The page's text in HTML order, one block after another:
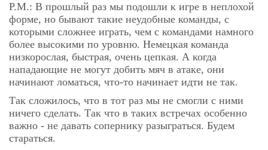
Р.М.: В прошлый раз мы подошли к игре в неплохой
форме, но бывают такие неудобные команды, с
которыми сложнее играть, чем с командами намного
более высокими по уровню. Немецкая команда
низкорослая, быстрая, очень цепкая. А когда
нападающие не могут добить мяч в атаке, они
начинают ломаться, что-то начинает идти не так.
Так сложилось, что в тот раз мы не смогли с ними
ничего сделать. Так что в таких встречах особенно
важно - не давать сопернику разыграться. Будем
стараться.